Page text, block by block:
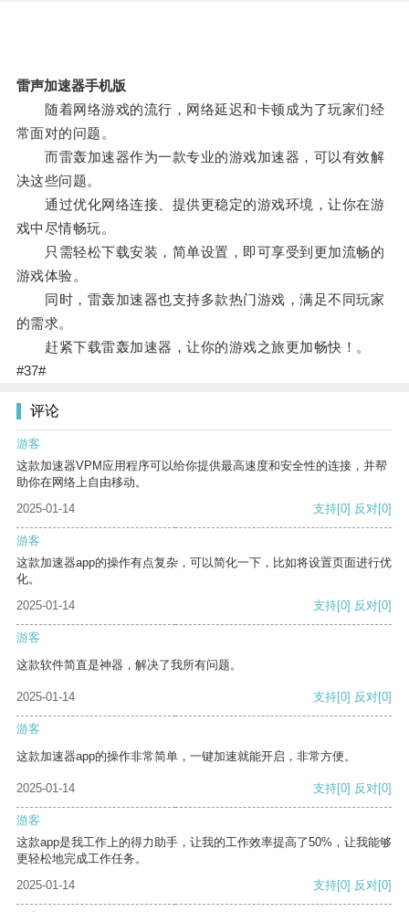
雷声加速器手机版
随着网络游戏的流行，网络延迟和卡顿成为了玩家们经
常面对的问题。
而雷轰加速器作为一款专业的游戏加速器，可以有效解
决这些问题。
通过优化网络连接、提供更稳定的游戏环境，让你在游
戏中尽情畅玩。
只需轻松下载安装，简单设置，即可享受到更加流畅的
游戏体验。
同时，雷轰加速器也支持多款热门游戏，满足不同玩家
的需求。
赶紧下载雷轰加速器，让你的游戏之旅更加畅快！。
#37#
评论
游客
这款加速器VPM应用程序可以给你提供最高速度和安全性的连接，并帮
助你在网络上自由移动。
2025-01-14
支持[0] 反对[0]
游客
这款加速器app的操作有点复杂，可以简化一下，比如将设置页面进行优
化。
2025-01-14
支持[0] 反对[0]
游客
这款软件简直是神器，解决了我所有问题。
2025-01-14 支持[0] 反对[0]
游客
这款加速器app的操作非常简单，一键加速就能开启，非常方便。
2025-01-14 支持[0] 反对[0]
游客
这款app是我工作上的得力助手，让我的工作效率提高了50%，让我能够
更轻松地完成工作任务。
2025-01-14
支持[0] 反对[0]